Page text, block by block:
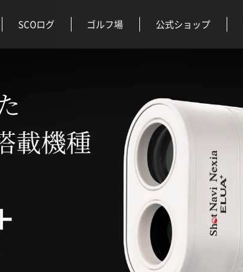
SCOログ ゴルフ場 公式ショップ